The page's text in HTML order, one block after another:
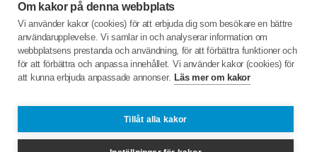
Om kakor på denna webbplats
Vi använder kakor (cookies) för att erbjuda dig som besökare en bättre
användarupplevelse. Vi samlar in och analyserar information om
webbplatsens prestanda och användning, för att förbättra funktioner och
för att förbättra och anpassa innehållet. Vi använder kakor (cookies) för
att kunna erbjuda anpassade annonser. Läs mer om kakor
Tillåt alla kakor
Förmåner
PROTOKOLL
C/o:Nils Olov Hult